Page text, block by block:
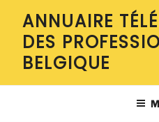
contenu
principal
ANNUAIRE
DES
BELGIQUE